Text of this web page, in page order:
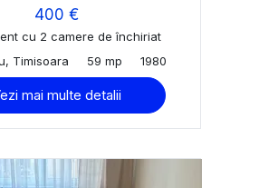
400 €
cu 2 camere de închiriat
Timisoara
59 mp 1980
mai multe detalii